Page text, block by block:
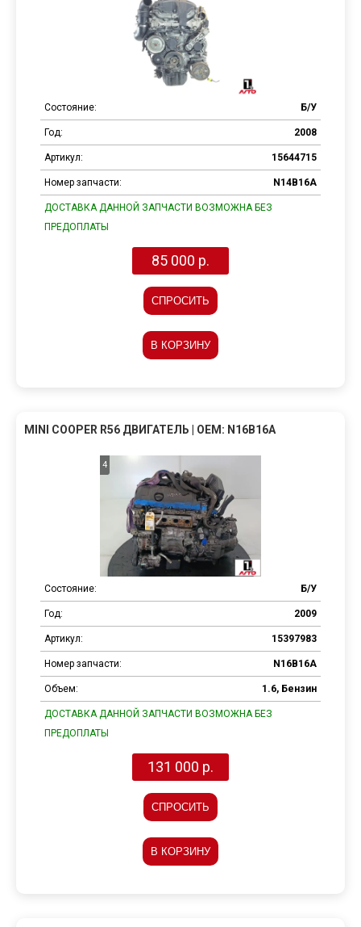
Состояние: Б/У
Год: 2008
Артикул: 15644715
Номер запчасти: N14B16A
ДОСТАВКА ДАННОЙ ЗАПЧАСТИ ВОЗМОЖНА БЕЗ
ПРЕДОПЛАТЫ
85 000 р.
СПРОСИТЬ
В КОРЗИНУ
MINI COOPER R56 ДВИГАТЕЛЬ | OEM: N16B16A
4
Состояние: Б/У
Год: 2009
Артикул: 15397983
Номер запчасти: N16B16A
Объем: 1.6, Бензин
ДОСТАВКА ДАННОЙ ЗАПЧАСТИ ВОЗМОЖНА БЕЗ
ПРЕДОПЛАТЫ
131 000 р.
СПРОСИТЬ
В КОРЗИНУ